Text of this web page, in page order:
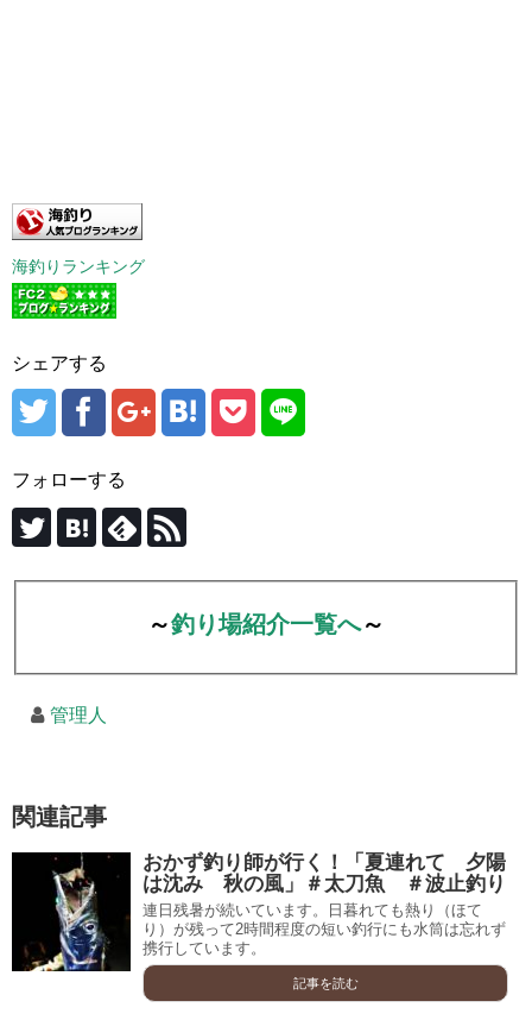
海釣りランキング
シェアする
フォローする
～釣り場紹介一覧へ～
管理人
関連記事
おかず釣り師が行く！「夏連れて 夕陽
は沈み 秋の風」＃太刀魚 ＃波止釣り
連日残暑が続いています。日暮れても熱り（ほて
り）が残って2時間程度の短い釣行にも水筒は忘れず
携行しています。
記事を読む